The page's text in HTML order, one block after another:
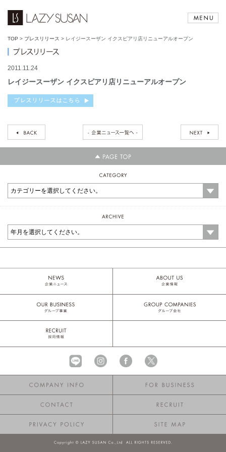
TOP > プレスリリース > レイジースーザン イクスピアリ店リニューアルオープン
2011.11.24
レイジースーザン イクスピアリ店リニューアルオープン